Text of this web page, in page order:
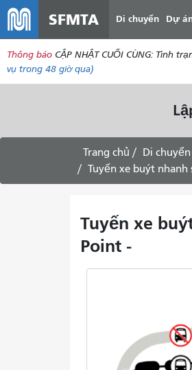
SFMTA Di chuyển Dự
Thông báo CẬP NHẬT CUỐI CÙNG: Tình
vụ trong 48 giờ qua)
Trang chủ Di chuyển
Tuyến xe buýt nhanh
Tuyến xe
Point -